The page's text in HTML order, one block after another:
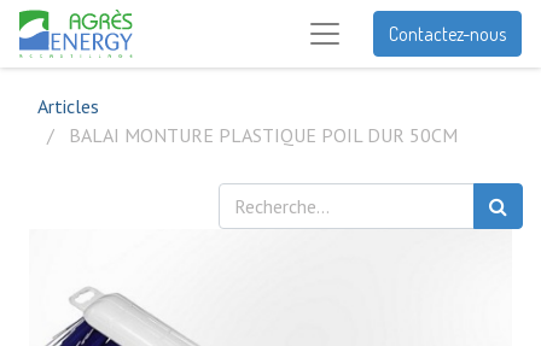
Contactez-nous
Articles
BALAI MONTURE PLASTIQUE POIL DUR 50CM